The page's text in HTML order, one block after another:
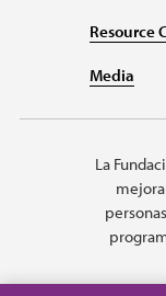
Resource
Media
La